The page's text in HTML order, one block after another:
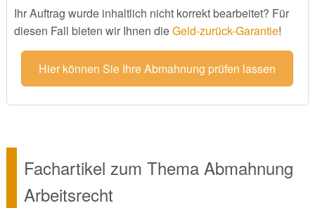
Ihr Auftrag wurde inhaltlich nicht korrekt bearbeitet? Für
diesen Fall bieten wir Ihnen dieGeld-zurück-Garantie!
Hier können Sie Ihre Abmahnung prüfen lassen
Fachartikel zum Thema Abmahnung
Arbeitsrecht